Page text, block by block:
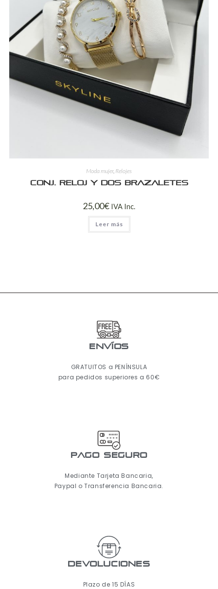
Moda mujer, Relojes
Conj. reloj y dos brazaletes
25,00€ IVA Inc.
Leer más
ENVÍOS
GRATUITOS a PENÍNSULA
para pedidos superiores a 60€
pago seguro
Mediante Tarjeta Bancaria,
Paypal o Transferencia Bancaria.
Devoluciones
Plazo de 15 DÍAS